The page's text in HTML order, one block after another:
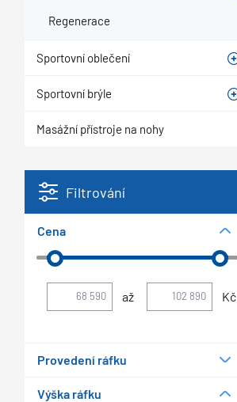
Regenerace
Sportovní oblečení
Sportovní brýle
Masážní přístroje na nohy
Filtrování
Cena
až Kč
Provedení ráfku
Výška ráfku